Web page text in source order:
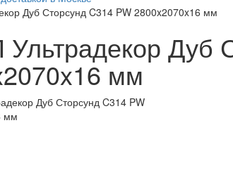
Дуб Сторсунд C314 PW 2800x2070x16 мм
Дуб
мм